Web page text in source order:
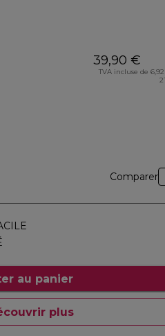
39,90 €
TVA incluse de
Comparer
au panier
plus